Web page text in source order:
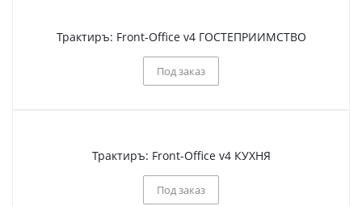
Трактиръ: Front-Office v4 ГОСТЕПРИИМСТВО
Под заказ
Трактиръ: Front-Office v4 КУХНЯ
Под заказ